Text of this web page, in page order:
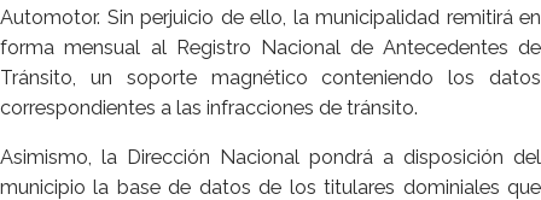
Automotor. Sin perjuicio de ello, la municipalidad remitirá en
forma mensual al Registro Nacional de Antecedentes de
Tránsito, un soporte magnético conteniendo los datos
correspondientes a las infracciones de tránsito.
Asimismo, la Dirección Nacional pondrá a disposición del
municipio la base de datos de los titulares dominiales que